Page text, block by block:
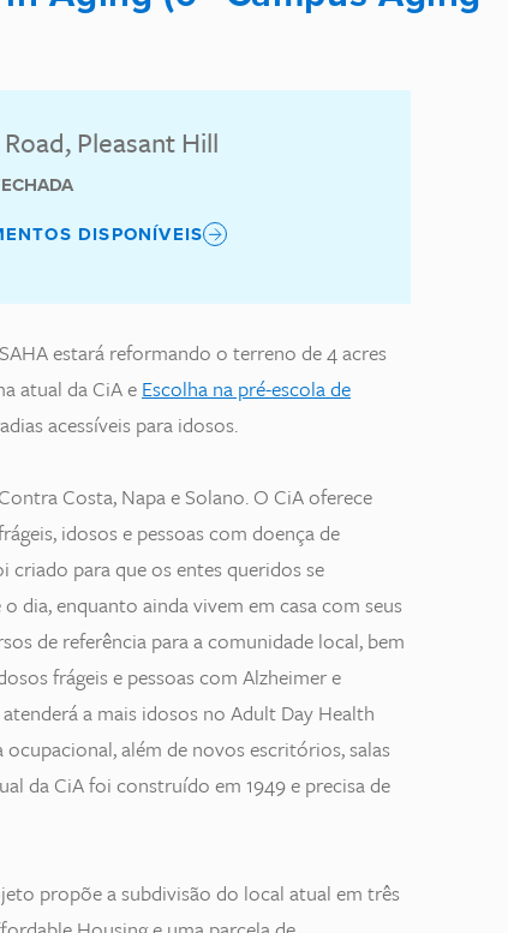
Pleasant Hill
DISPONÍVEIS
estará reformando o terreno de 4 acres
atual da CiA e Escolha na pré-escola de
acessíveis para idosos.
Costa, Napa e Solano. O CiA oferece
idosos e pessoas com doença de
criado para que os entes queridos se
dia, enquanto ainda vivem em casa com seus
de referência para a comunidade local, bem
frágeis e pessoas com Alzheimer e
a mais idosos no Adult Day Health
além de novos escritórios, salas
da CiA foi construído em 1949 e precisa de
propõe a subdivisão do local atual em três